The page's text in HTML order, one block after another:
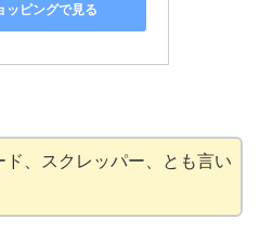
ッピングで見る
ド、スクレッパー、とも言い